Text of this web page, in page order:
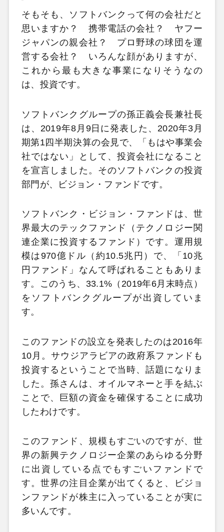
そもそも、ソフトバンクって何の会社だと
思いますか？ 携帯電話の会社？ ヤフー
ジャパンの親会社？ プロ野球の球団を運
営する会社？ いろんな顔がありますが、
これから最も大きな事業になりそうなの
は、投資です。
ソフトバンクグループの孫正義会長兼社長
は、2019年8月9日に発表した、2020年3月
期第1四半期決算の会見で、「もはや事業会
社ではない」として、投資会社になること
を宣言しました。そのソフトバンクの投資
部門が、ビジョン・ファンドです。
ソフトバンク・ビジョン・ファンドは、世
界最大のテックファンド（テクノロジー関
連企業に投資するファンド）です。運用規
模は970億ドル（約10.5兆円）で、「10兆
円ファンド」なんて呼ばれることもありま
す。このうち、33.1%（2019年6月末時点）
をソフトバンクグループが出資していま
す。
このファンドの設立を発表したのは2016年
10月。サウジアラビアの政府系ファンドも
投資するということで当時、話題になりま
した。孫さんは、オイルマネーと手を結ぶ
ことで、巨額の資金を確保することに成功
したわけです。
このファンド、規模もすごいのですが、世
界の新興テクノロジー企業のあらゆる分野
に出資している点でもすごいファンドで
す。世界の注目企業が出てくると、ビジョ
ンファンドが株主に入っていることが実に
多いんです。